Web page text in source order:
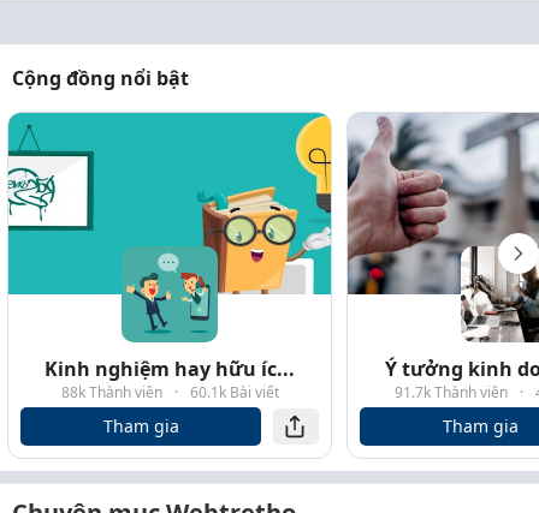
Cộng đồng nổi bật
Kinh nghiệm hay hữu íc...
88k Thành viên · 60.1k Bài viết
Tham gia
Ý tưởng kinh
91.7k Thành viên ·
Tham gia